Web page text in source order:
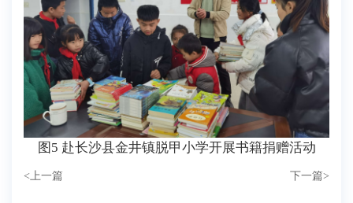
图5 赴长沙县金井镇脱甲小学开展书籍捐赠活动
< 上一篇 下一篇>